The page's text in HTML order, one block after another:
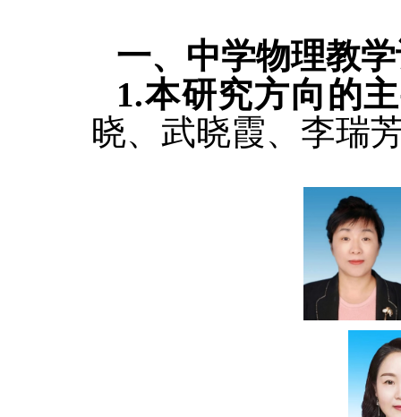
一、中学物理教
1.本研究方向的
晓、武晓霞、李瑞